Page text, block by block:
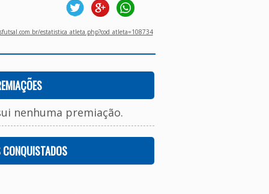
estatistica_atleta.php?cod_atleta=108734
nenhuma premiação.